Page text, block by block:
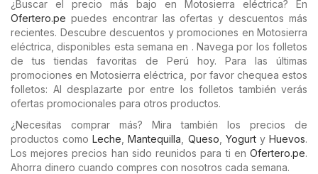
¿Buscar el precio más bajo en Motosierra eléctrica? En
Ofertero.pe puedes encontrar las ofertas y descuentos más
recientes. Descubre descuentos y promociones en Motosierra
eléctrica, disponibles esta semana en . Navega por los folletos
de tus tiendas favoritas de Perú hoy. Para las últimas
promociones en Motosierra eléctrica, por favor chequea estos
folletos: Al desplazarte por entre los folletos también verás
ofertas promocionales para otros productos.
¿Necesitas comprar más? Mira también los precios de
productos comoLeche ,Mantequilla Queso YogurtyHuevos.
Los mejores precios han sido reunidos para ti en Ofertero.pe.
Ahorra dinero cuando compres con nosotros cada semana.